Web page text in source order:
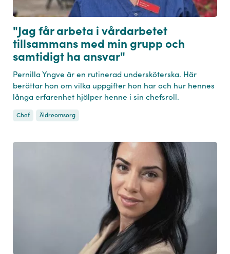
"Jag får arbeta i vårdarbetet
tillsammans med min grupp och
samtidigt ha ansvar"
Pernilla Yngve är en rutinerad undersköterska. Här
berättar hon om vilka uppgifter hon har och hur hennes
långa erfarenhet hjälper henne i sin chefsroll.
Chef Äldreomsorg